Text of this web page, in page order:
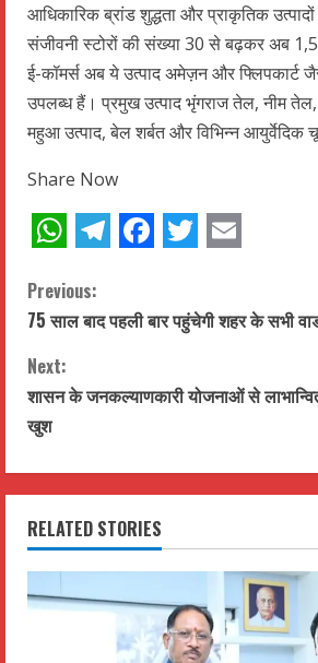
आधिकारिक ब्रांड शुद्धता और प्राकृतिक
संजीवनी स्टोरों की संख्या 30 से बढ़कर अब
ई-कॉमर्स अब ये उत्पाद अमेज़न और फ्लिपकार्ट
उपलब्ध हैं। प्रमुख उत्पाद भृंगराज तेल, नीम
महुआ उत्पाद, बेल शर्बत और विभिन्न आयुर्वेदिक
Share Now
C
o
n
t
i
n
u
e
Previous:
75 साल बाद पहली बार पहुंचेगी शहर के सभी
Next:
शासन के जनकल्याणकारी योजनाओं से
खुश
RELATED STORIES